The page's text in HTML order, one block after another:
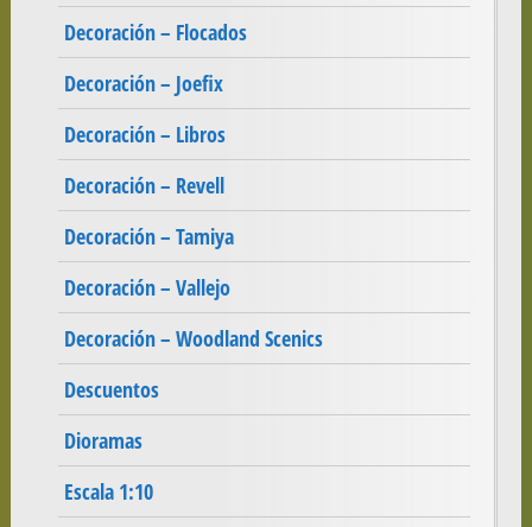
Decoración – Flocados
Decoración – Joefix
Decoración – Libros
Decoración – Revell
Decoración – Tamiya
Decoración – Vallejo
Decoración – Woodland Scenics
Descuentos
Dioramas
Escala 1:10